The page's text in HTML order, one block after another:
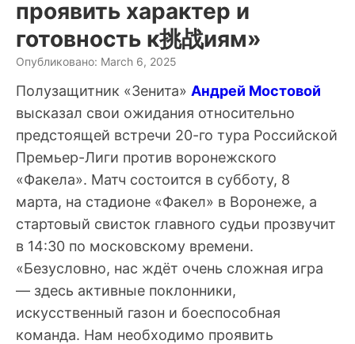
проявить характер и
готовность к挑战иям»
Опубликовано: March 6, 2025
Полузащитник «Зенита» Андрей Мостовой
высказал свои ожидания относительно
предстоящей встречи 20-го тура Российской
Премьер-Лиги против воронежского
«Факела». Матч состоится в субботу, 8
марта, на стадионе «Факел» в Воронеже, а
стартовый свисток главного судьи прозвучит
в 14:30 по московскому времени.
«Безусловно, нас ждёт очень сложная игра
— здесь активные поклонники,
искусственный газон и боеспособная
команда. Нам необходимо проявить